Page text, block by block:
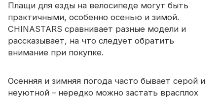
Защитная одежда
Светящийся в темноте материал
Промышленная отделка для мытья
Новый продукт
Плащи для езды на велосипеде могут быть
практичными, особенно осенью и зимой.
CHINASTARS сравнивает разные модели и
рассказывает, на что следует обратить
внимание при покупке.
Осенняя и зимняя погода часто бывает серой и
неуютной – нередко можно застать врасплох